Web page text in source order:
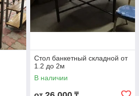
Стол банкетный складной от
1.2 до 2м
В наличии